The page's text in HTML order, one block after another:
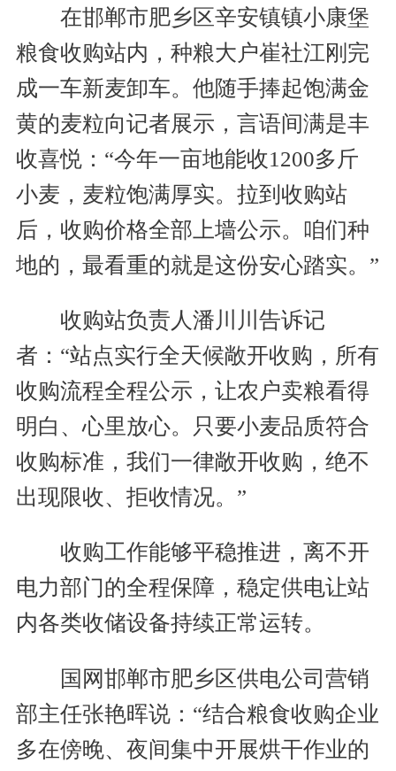
在邯郸市肥乡区辛安镇镇小康堡
粮食收购站内，种粮大户崔社江刚完
成一车新麦卸车。他随手捧起饱满金
黄的麦粒向记者展示，言语间满是丰
收喜悦：“今年一亩地能收1200多斤
小麦，麦粒饱满厚实。拉到收购站
后，收购价格全部上墙公示。咱们种
地的，最看重的就是这份安心踏实。”
收购站负责人潘川川告诉记
者：“站点实行全天候敞开收购，所有
收购流程全程公示，让农户卖粮看得
明白、心里放心。只要小麦品质符合
收购标准，我们一律敞开收购，绝不
出现限收、拒收情况。”
收购工作能够平稳推进，离不开
电力部门的全程保障，稳定供电让站
内各类收储设备持续正常运转。
国网邯郸市肥乡区供电公司营销
部主任张艳晖说：“结合粮食收购企业
多在傍晚、夜间集中开展烘干作业的